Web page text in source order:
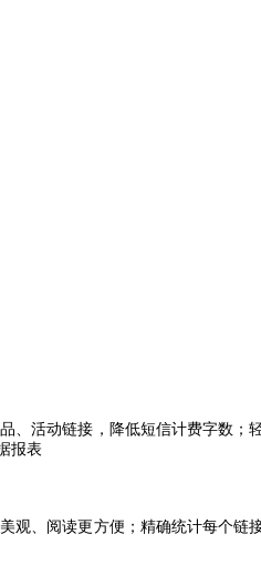
、活动链接，降低短信计费字数；
报表
观、阅读更方便；精确统计每个链